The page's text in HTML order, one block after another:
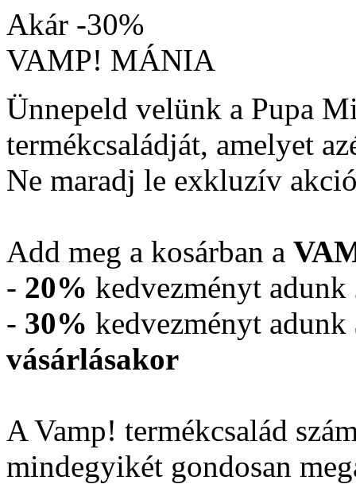
Akár -30%
VAMP! MÁNIA
Ünnepeld velünk a Pupa
termékcsaládját, amelyet
Ne maradj le exkluzív
Add meg a kosárban a
- 20% kedvezményt adunk
- 30% kedvezményt adunk
vásárlásakor
A Vamp! termékcsalád
mindegyikét gondosan